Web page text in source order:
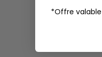
*Offre